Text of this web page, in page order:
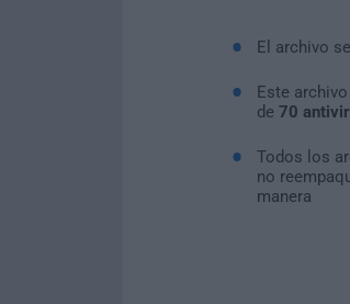
El archivo
Este
de 70
Todos los
no
manera